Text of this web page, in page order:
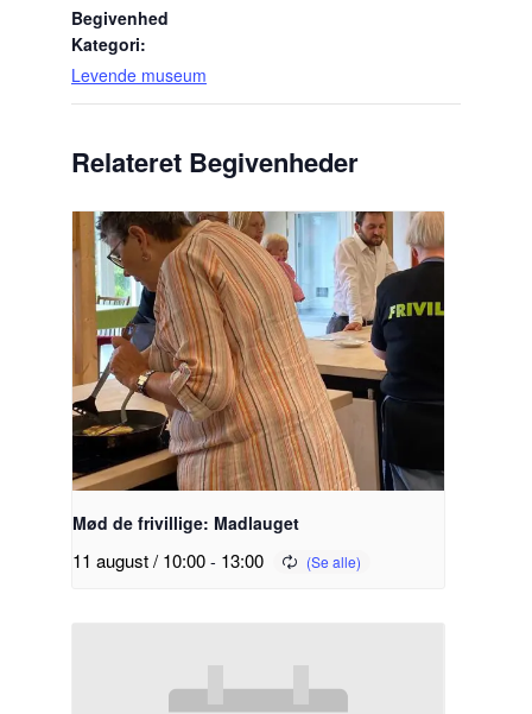
Begivenhed
Kategori:
Levende museum
Relateret Begivenheder
Mød de frivillige: Madlauget
11 august / 10:00- 13:00